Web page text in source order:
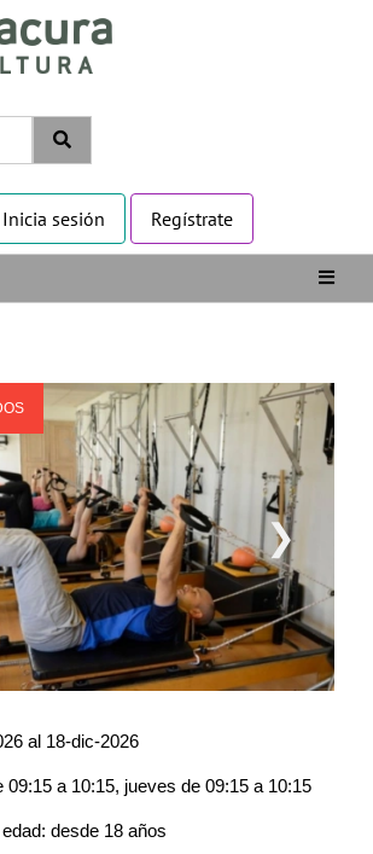
Inicia sesión Regístrate
❯
al 18-dic-2026
09:15 a 10:15, jueves de 09:15 a 10:15
desde 18 años